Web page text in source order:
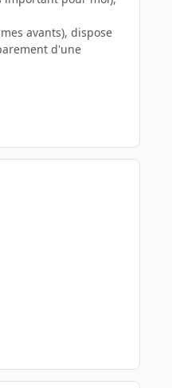
avants), dispose
d'une